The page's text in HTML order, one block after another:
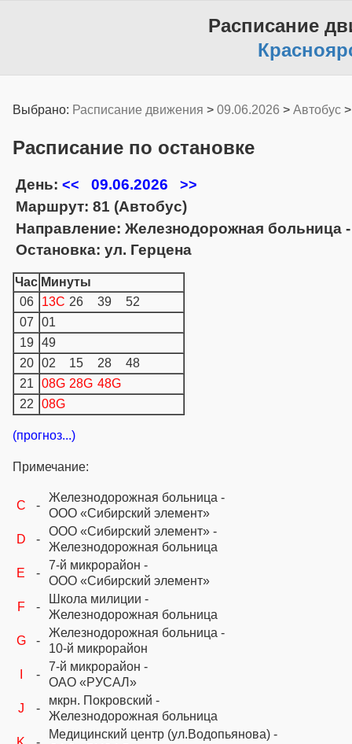
Расписание
Выбрано: Расписание движения > 09.06.2026 > Автобус
Расписание по остановке
День: << 09.06.2026 >>
Маршрут: 81 (Автобус)
Направление: Железнодорожная больница
Остановка: ул. Герцена
Час Минуты
06
13C 26 39
52
07
01
19
49
20
02 15 28
48
21
08G 28G 48G
22
08G
(прогноз...)
Примечание:
C -
Железнодорожная больница -
ООО «Сибирский элемент»
D
-
ООО «Сибирский элемент» -
Железнодорожная больница
E
-
7-й микрорайон -
ООО «Сибирский элемент»
F
-
Школа милиции -
Железнодорожная больница
G
-
Железнодорожная больница -
10-й микрорайон
-
7-й микрорайон -
ОАО «РУСАЛ»
J
-
мкрн. Покровский -
Железнодорожная больница
Медицинский центр (ул.Водопьянова) -